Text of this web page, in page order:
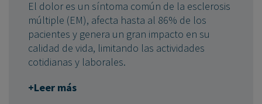
El dolor es un síntoma común de la esclerosis
múltiple (EM), afecta hasta al 86% de los
pacientes y genera un gran impacto en su
calidad de vida, limitando las actividades
cotidianas y laborales.
+Leer más